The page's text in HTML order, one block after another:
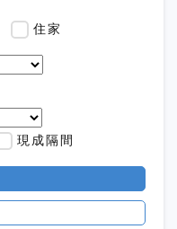
住家
現成隔間